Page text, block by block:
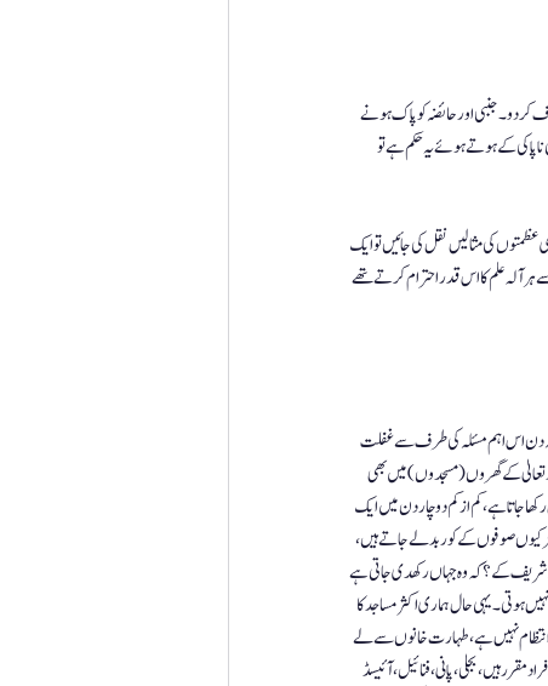
کر دو۔ جنبی اور حائضہ کو پاک ہونے
کے ہوتے ہوئے یہ حکم ہے تو
کی مثالیں نقل کی جائیں تو ایک
آلہ علم کا اس قدر احترام کرتے تھے
بہ دن اس اہم مسئلہ کی طرف سے غفلت
تعالیٰ کے گھروں ( مسجدوں) میں بھی
جاتا ہے، کم از کم دو چار دن میں ایک
صوفوں کے کور بدلے جاتے ہیں ،
شریف کے؟ کہ وہ جہاں رکھدی جاتی ہے
ہوتی ۔ یہی حال ہماری اکثر مساجد کا
نہیں ہے، طہارت خانوں سے لے
ہیں، بجلی، پانی ، فنائیل، آئیسڈ